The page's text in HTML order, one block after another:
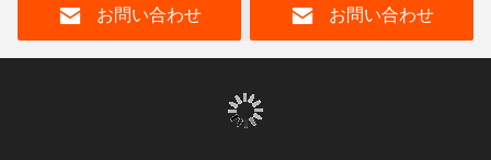
お問い合わせ
お問い合わせ